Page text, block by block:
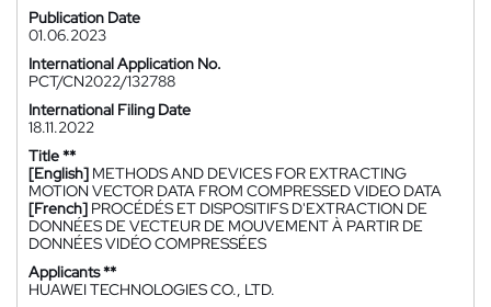
Publication Date
01.06.2023
International Application No.
PCT/CN2022/132788
International Filing Date
18.11.2022
Title **
[English] METHODS AND DEVICES FOR EXTRACTING
MOTION VECTOR DATA FROM COMPRESSED VIDEO DATA
[French] PROCÉDÉS ET DISPOSITIFS D'EXTRACTION DE
DONNÉES DE VECTEUR DE MOUVEMENT À PARTIR DE
DONNÉES VIDÉO COMPRESSÉES
Applicants **
HUAWEI TECHNOLOGIES CO., LTD.